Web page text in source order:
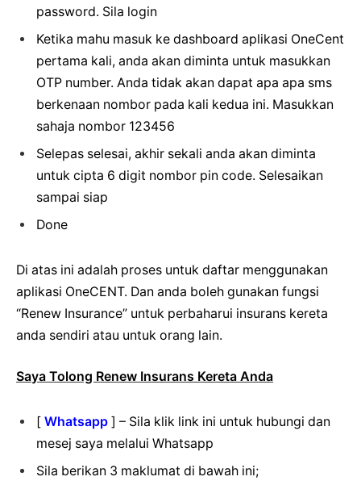
password. Sila login
Ketika mahu masuk ke dashboard aplikasi OneCent
pertama kali, anda akan diminta untuk masukkan
OTP number. Anda tidak akan dapat apa apa sms
berkenaan nombor pada kali kedua ini. Masukkan
sahaja nombor 123456
Selepas selesai, akhir sekali anda akan diminta
untuk cipta 6 digit nombor pin code. Selesaikan
sampai siap
Done
Di atas ini adalah proses untuk daftar menggunakan
aplikasi OneCENT. Dan anda boleh gunakan fungsi
“Renew Insurance” untuk perbaharui insurans kereta
anda sendiri atau untuk orang lain.
Saya Tolong Renew Insurans Kereta Anda
[ Whatsapp ] – Sila klik link ini untuk hubungi dan
mesej saya melalui Whatsapp
Sila berikan 3 maklumat di bawah ini;